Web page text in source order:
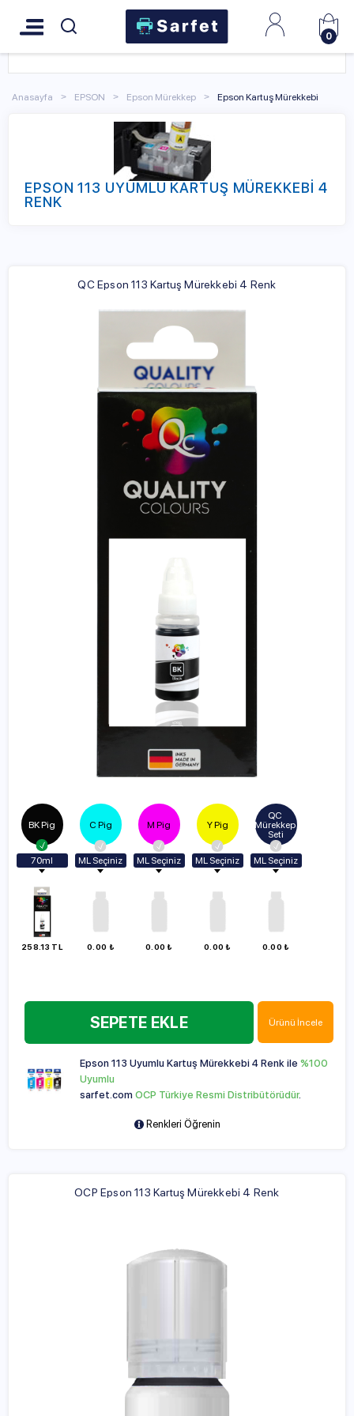
0
Anasayfa EPSON Epson Mürekkep Epson Kartuş Mürekkebi
EPSON 113 UYUMLU KARTUŞ MÜREKKEBİ 4
RENK
QC Epson 113 Kartuş Mürekkebi 4 Renk
BK Pig
70ml
Vazgeç
70ml
100ml
140ml
1000ml
258.13 TL
C Pig
ML Seçiniz
70ml
100ml
0.00 ₺
M Pig
ML Seçiniz
70ml
100ml
0.00 ₺
Y Pig
ML Seçiniz
70ml
100ml
0.00 ₺
QC
Mürekkep
Seti
ML Seçiniz
70ml
100ml
0.00 ₺
SEPETE EKLE Ürünü İncele
Epson 113 Uyumlu Kartuş Mürekkebi 4 Renk ile %100
Uyumlu
sarfet.com OCP Türkiye Resmi Distribütörüdür.
Renkleri Öğrenin
OCP Epson 113 Kartuş Mürekkebi 4 Renk